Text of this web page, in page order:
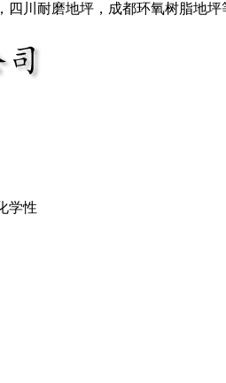
，四川耐磨地坪，成都环氧树脂地